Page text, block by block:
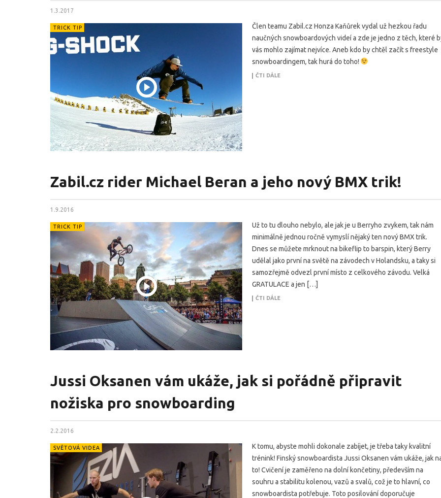
1.3.2017
TRICK TIP
Člen teamu Zabil.cz Honza Kaňůrek vydal už hezkou řadu
naučných snowboardových videí a zde je jedno z těch, které
vás mohlo zajímat nejvíce. Aneb kdo by chtěl začít s freestyle
snowboardingem, tak hurá do toho!
ČTI DÁLE
Zabil.cz rider Michael Beran a jeho nový BMX trik!
1.9.2016
TRICK TIP
Už to tu dlouho nebylo, ale jak je u Berryho zvykem, tak nám
minimálně jednou ročně vymyslí nějaký ten nový BMX trik.
Dnes se můžete mrknout na bikeflip to barspin, který Berry
udělal jako první na světě na závodech v Holandsku, a taky si
samozřejmě odvezl první místo z celkového závodu. Velká
GRATULACE a jen […]
ČTI DÁLE
Jussi Oksanen vám ukáže, jak si pořádně připravit
nožiska pro snowboarding
2.2.2016
SVĚTOVÁ VIDEA
K tomu, abyste mohli dokonale zabíjet, je třeba taky kvalitní
trénink! Finský snowboardista Jussi Oksanen vám ukáže, jak
to! Cvičení je zaměřeno na dolní končetiny, především na
souhru a stabilitu kolenou, vazů a svalů, což je to hlavní, co
snowboardista potřebuje. Toto posilování doporučuje